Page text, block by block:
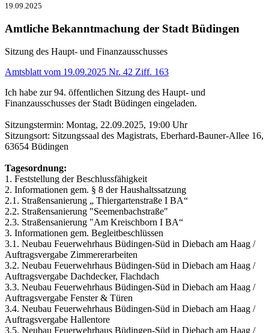
19.09.2025
Amtliche Bekanntmachung der Stadt Büdingen
Sitzung des Haupt- und Finanzausschusses
Amtsblatt vom 19.09.2025 Nr. 42 Ziff. 163
Ich habe zur 94. öffentlichen Sitzung des Haupt- und
Finanzausschusses der Stadt Büdingen eingeladen.
Sitzungstermin: Montag, 22.09.2025, 19:00 Uhr
Sitzungsort: Sitzungssaal des Magistrats, Eberhard-Bauner-Allee 16,
63654 Büdingen
Tagesordnung:
1. Feststellung der Beschlussfähigkeit
2. Informationen gem. § 8 der Haushaltssatzung
2.1. Straßensanierung „ Thiergartenstraße I BA“
2.2. Straßensanierung "Seemenbachstraße"
2.3. Straßensanierung "Am Kreischborn I BA“
3. Informationen gem. Begleitbeschlüssen
3.1. Neubau Feuerwehrhaus Büdingen-Süd in Diebach am Haag /
Auftragsvergabe Zimmererarbeiten
3.2. Neubau Feuerwehrhaus Büdingen-Süd in Diebach am Haag /
Auftragsvergabe Dachdecker, Flachdach
3.3. Neubau Feuerwehrhaus Büdingen-Süd in Diebach am Haag /
Auftragsvergabe Fenster & Türen
3.4. Neubau Feuerwehrhaus Büdingen-Süd in Diebach am Haag /
Auftragsvergabe Hallentore
3.5. Neubau Feuerwehrhaus Büdingen-Süd in Diebach am Haag /